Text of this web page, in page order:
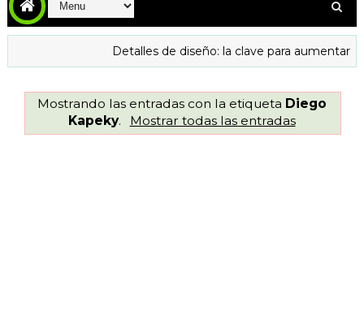
Detalles de diseño: la clave para aumentar la
Mostrando las entradas con la etiqueta Diego
Kapeky. Mostrar todas las entradas